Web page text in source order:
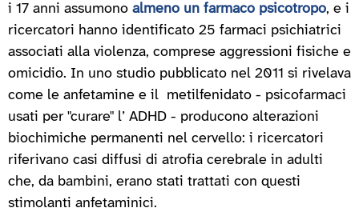
i 17 anni assumono almeno un farmaco psicotropo, e i
ricercatori hanno identificato 25 farmaci psichiatrici
associati alla violenza, comprese aggressioni fisiche e
omicidio. In uno studio pubblicato nel 2011 si rivelava
come le anfetamine e il metilfenidato - psicofarmaci
usati per "curare" l’ ADHD - producono alterazioni
biochimiche permanenti nel cervello: i ricercatori
riferivano casi diffusi di atrofia cerebrale in adulti
che, da bambini, erano stati trattati con questi
stimolanti anfetaminici.